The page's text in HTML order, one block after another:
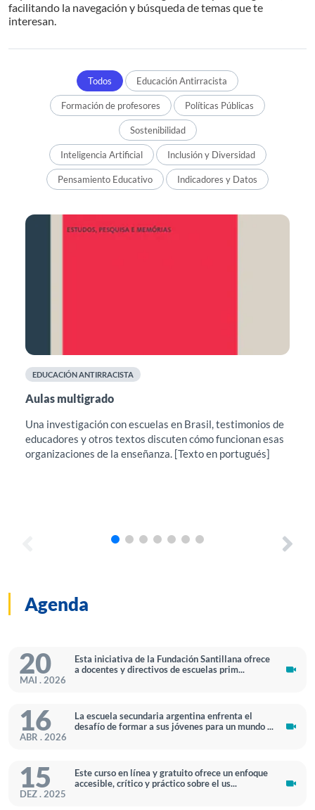
facilitando la navegación y búsqueda de temas que te
interesan.
Todos Educación Antirracista
Formación de profesores Políticas Públicas
Sostenibilidad
Inteligencia Artificial Inclusión y Diversidad
Pensamiento Educativo Indicadores y Datos
EDUCACIÓN ANTIRRACISTA
Aulas multigrado
Una investigación con escuelas en Brasil, testimonios de
educadores y otros textos discuten cómo funcionan esas
organizaciones de la enseñanza. [Texto en portugués]
Agenda
20
MAI . 2026
Esta iniciativa de la Fundación Santillana ofrece
a docentes y directivos de escuelas prim...
16
ABR . 2026
La escuela secundaria argentina enfrenta el
desafío de formar a sus jóvenes para un mundo ...
15
DEZ . 2025
Este curso en línea y gratuito ofrece un enfoque
accesible, crítico y práctico sobre el us...